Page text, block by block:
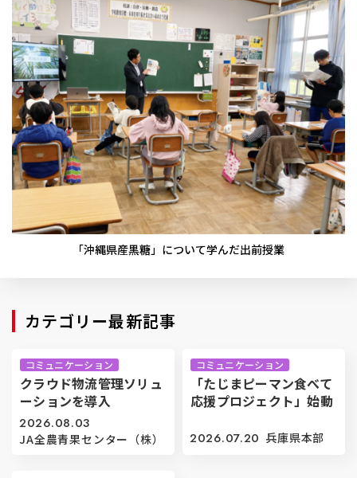
「沖縄県産黒糖」について学んだ出前授業
カテゴリー最新記事
コミュニケーション
クラウド物流管理ソリュ
ーションを導入
2026.08.03
JA全農青果センター（株）
コミュニケーション
「たじまピーマン食べて
応援プロジェクト」始動
2026.07.20 兵庫県本部